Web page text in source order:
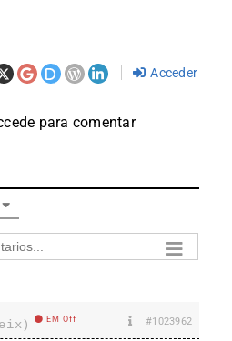
Acceder
para comentar
EM Off #1023962